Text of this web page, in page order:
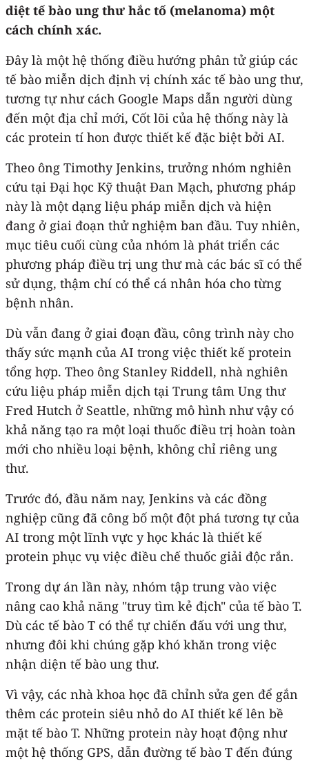
diệt tế bào ung thư hắc tố (melanoma) một
cách chính xác.
Đây là một hệ thống điều hướng phân tử giúp các
tế bào miễn dịch định vị chính xác tế bào ung thư,
tương tự như cách Google Maps dẫn người dùng
đến một địa chỉ mới, Cốt lõi của hệ thống này là
các protein tí hon được thiết kế đặc biệt bởi AI.
Theo ông Timothy Jenkins, trưởng nhóm nghiên
cứu tại Đại học Kỹ thuật Đan Mạch, phương pháp
này là một dạng liệu pháp miễn dịch và hiện
đang ở giai đoạn thử nghiệm ban đầu. Tuy nhiên,
mục tiêu cuối cùng của nhóm là phát triển các
phương pháp điều trị ung thư mà các bác sĩ có thể
sử dụng, thậm chí có thể cá nhân hóa cho từng
bệnh nhân.
Dù vẫn đang ở giai đoạn đầu, công trình này cho
thấy sức mạnh của AI trong việc thiết kế protein
tổng hợp. Theo ông Stanley Riddell, nhà nghiên
cứu liệu pháp miễn dịch tại Trung tâm Ung thư
Fred Hutch ở Seattle, những mô hình như vậy có
khả năng tạo ra một loại thuốc điều trị hoàn toàn
mới cho nhiều loại bệnh, không chỉ riêng ung
thư.
Trước đó, đầu năm nay, Jenkins và các đồng
nghiệp cũng đã công bố một đột phá tương tự của
AI trong một lĩnh vực y học khác là thiết kế
protein phục vụ việc điều chế thuốc giải độc rắn.
Trong dự án lần này, nhóm tập trung vào việc
nâng cao khả năng "truy tìm kẻ địch" của tế bào T.
Dù các tế bào T có thể tự chiến đấu với ung thư,
nhưng đôi khi chúng gặp khó khăn trong việc
nhận diện tế bào ung thư.
Vì vậy, các nhà khoa học đã chỉnh sửa gen để gắn
thêm các protein siêu nhỏ do AI thiết kế lên bề
mặt tế bào T. Những protein này hoạt động như
một hệ thống GPS, dẫn đường tế bào T đến đúng